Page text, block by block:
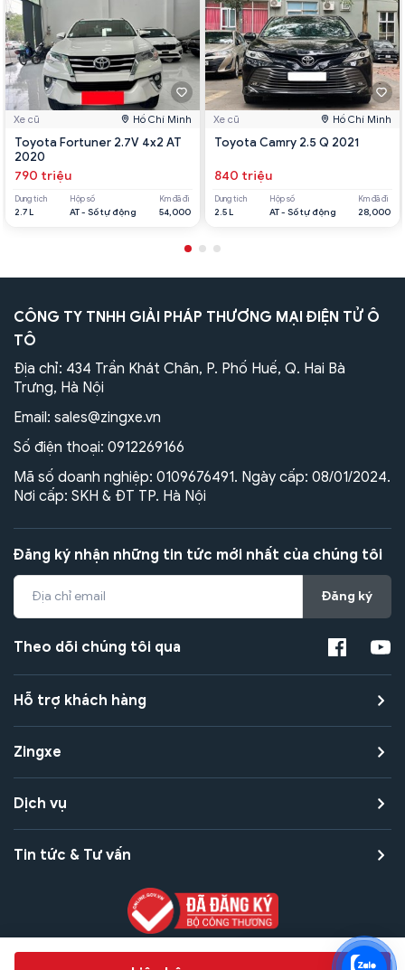
Xe cũ Hồ Chí Minh
Toyota Fortuner 2.7V 4x2 AT
2020
790 triệu
Dung tích
2.7 L
Hộp số
AT - Số tự động
Km đã đi
54,000
Xe cũ Hồ Chí Minh
Toyota Camry 2.5 Q 2021
840 triệu
Dung tích
2.5 L
Hộp số
AT - Số tự động
Km đã đi
28,000
CÔNG TY TNHH GIẢI PHÁP THƯƠNG MẠI ĐIỆN TỬ Ô
TÔ
Địa chỉ: 434 Trần Khát Chân, P. Phố Huế, Q. Hai Bà
Trưng, Hà Nội
Email: sales@zingxe.vn
Số điện thoại: 0912269166
Mã số doanh nghiệp: 0109676491. Ngày cấp: 08/01/2024.
Nơi cấp: SKH & ĐT TP. Hà Nội
Đăng ký nhận những tin tức mới nhất của chúng tôi
Đăng ký
Theo dõi chúng tôi qua
Hỗ trợ khách hàng
Zingxe
Dịch vụ
Tin tức & Tư vấn